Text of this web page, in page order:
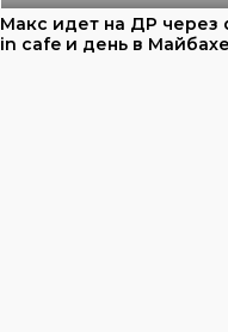
Макс идет на ДР через
in cafe и день в